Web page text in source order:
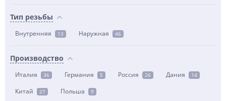
Тип резьбы
Внутренняя 13 Наружная 46
Производство
Италия 36 Германия 5 Россия 26 Дания 14
Китай 27 Польша 9